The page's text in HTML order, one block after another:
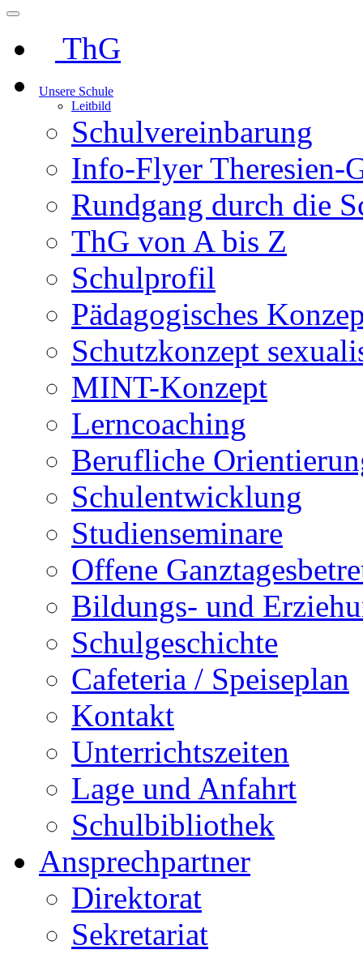
ThG
Unsere Schule
Leitbild
Schulvereinbarung
Info-Flyer Theresien-
Rundgang durch die
ThG von A bis Z
Schulprofil
Pädagogisches
Schutzkonzept
MINT-Konzept
Lerncoaching
Berufliche
Schulentwicklung
Studienseminare
Offene
Bildungs- und
Schulgeschichte
Cafeteria / Speiseplan
Kontakt
Unterrichtszeiten
Lage und Anfahrt
Schulbibliothek
Ansprechpartner
Direktorat
Sekretariat